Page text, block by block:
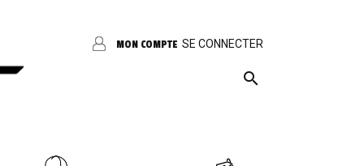
MON COMPTE SE CONNECTER
